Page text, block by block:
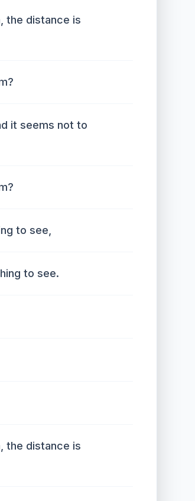
the distance is
it seems not to
to see,
to see.
the distance is